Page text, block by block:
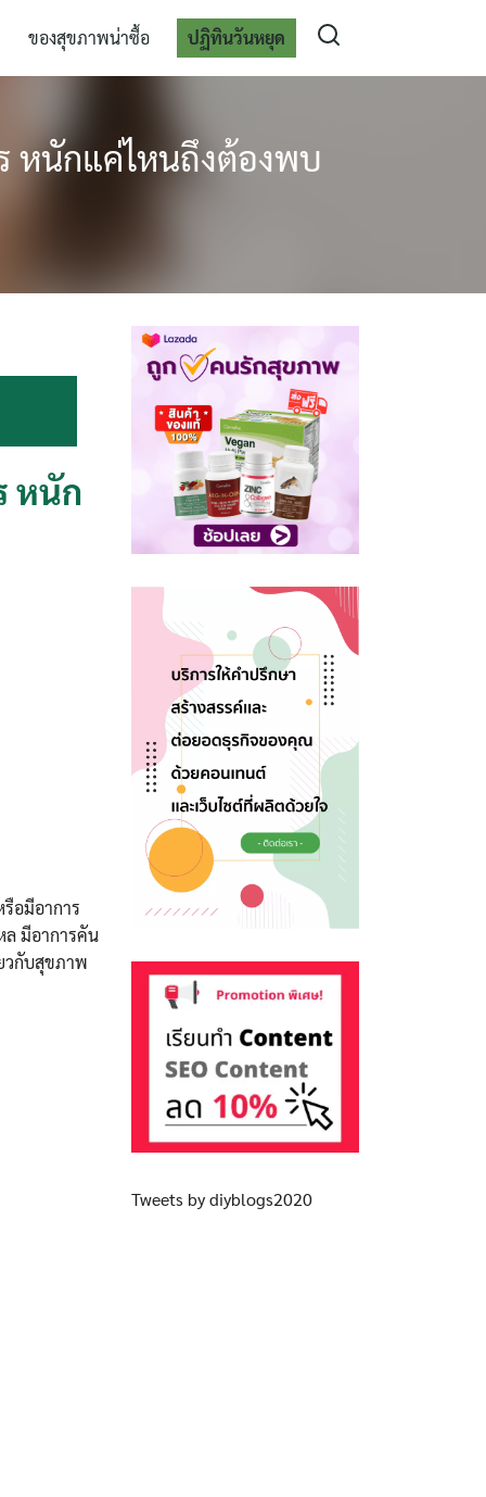
ของสุขภาพน่าซื้อ ปฏิทินวันหยุด
หนักแค่ไหนถึงต้องพบ
หนัก
อมีอาการ
ล มีอาการคัน
วกับสุขภาพ
Tweets by diyblogs2020